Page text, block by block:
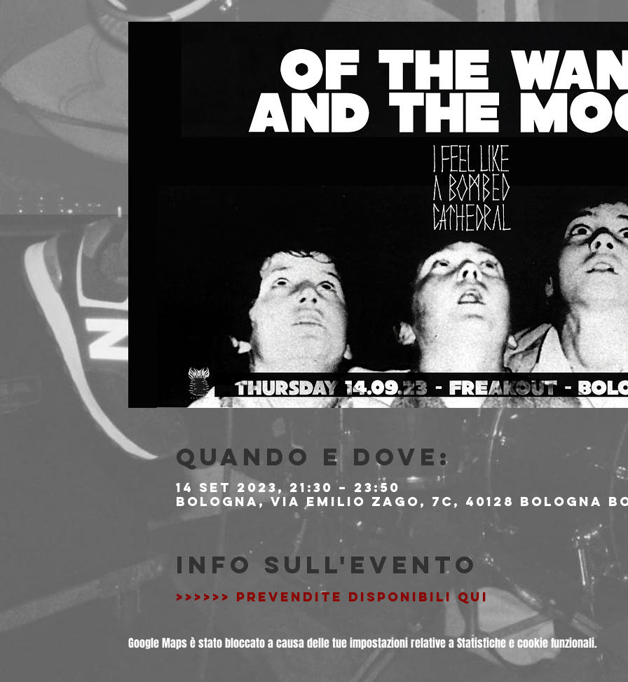
Quando e dove:
14 set 2023, 21:30 – 23:50
Bologna, Via Emilio Zago, 7c, 40128 Bologna
Info sull'evento
>>>>>> PREVENDITE DISPONIBILI QUI
Google Maps è stato bloccato a causa delle tue impostazioni relative a Statistiche e cookie funzionali.